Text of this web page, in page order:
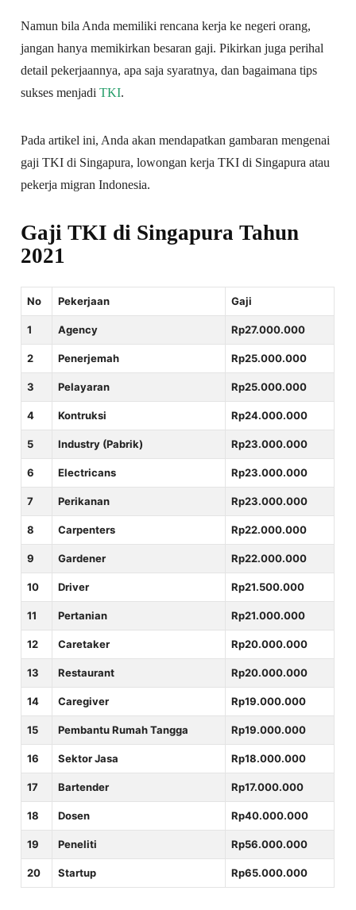
Namun bila Anda memiliki rencana kerja ke negeri orang,
jangan hanya memikirkan besaran gaji. Pikirkan juga perihal
detail pekerjaannya, apa saja syaratnya, dan bagaimana tips
sukses menjadiTKI.
Pada artikel ini, Anda akan mendapatkan gambaran mengenai
gaji TKI di Singapura, lowongan kerja TKI di Singapura atau
pekerja migran Indonesia.
Gaji TKI di Singapura Tahun
2021
No Pekerjaan Gaji
1 Agency Rp27.000.000
2 Penerjemah Rp25.000.000
3 Pelayaran Rp25.000.000
4 Kontruksi Rp24.000.000
5 Industry (Pabrik) Rp23.000.000
6 Electricans Rp23.000.000
7 Perikanan Rp23.000.000
8 Carpenters Rp22.000.000
9 Gardener Rp22.000.000
10 Driver Rp21.500.000
11 Pertanian Rp21.000.000
12 Caretaker Rp20.000.000
13 Restaurant Rp20.000.000
14 Caregiver Rp19.000.000
15 Pembantu Rumah Tangga Rp19.000.000
16 Sektor Jasa Rp18.000.000
17 Bartender Rp17.000.000
18 Dosen Rp40.000.000
19 Peneliti Rp56.000.000
20 Startup Rp65.000.000